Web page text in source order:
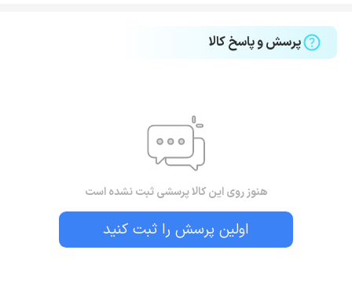
پرسش و پاسخ کالا
هنوز روی این کالا پرسشی ثبت نشده است
اولین پرسش را ثبت کنید